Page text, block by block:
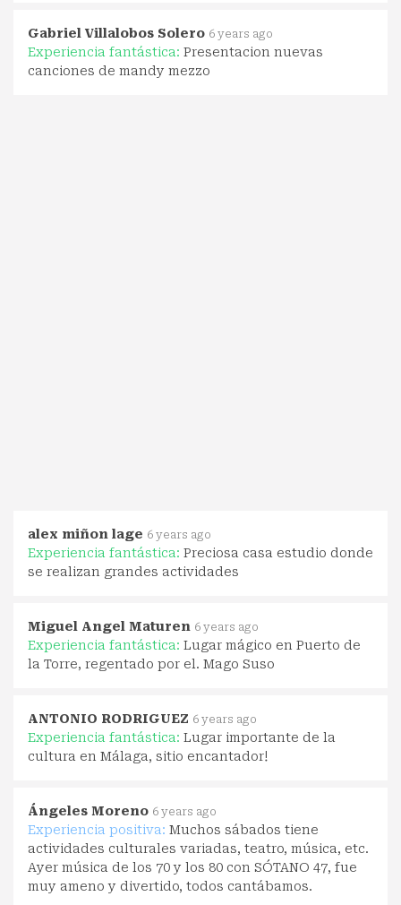
Gabriel Villalobos Solero 6 years ago
Experiencia fantástica: Presentacion nuevas
canciones de mandy mezzo
alex miñon lage 6 years ago
Experiencia fantástica: Preciosa casa estudio donde
se realizan grandes actividades
Miguel Angel Maturen 6 years ago
Experiencia fantástica: Lugar mágico en Puerto de
la Torre, regentado por el. Mago Suso
ANTONIO RODRIGUEZ 6 years ago
Experiencia fantástica: Lugar importante de la
cultura en Málaga, sitio encantador!
Ángeles Moreno 6 years ago
Experiencia positiva: Muchos sábados tiene
actividades culturales variadas, teatro, música, etc.
Ayer música de los 70 y los 80 con SÓTANO 47, fue
muy ameno y divertido, todos cantábamos.